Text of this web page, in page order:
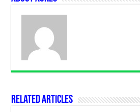
Related Articles